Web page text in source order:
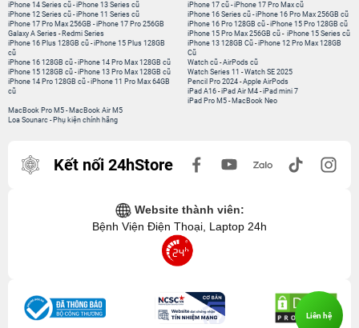
iPhone 14 Series cũ -iPhone 13 Series cũ
iPhone 12 Series cũ -iPhone 11 Series cũ
iPhone 17 Pro Max 256GB -iPhone 17 Pro 256GB
Galaxy A Series - Redmi Series
iPhone 17 cũ -iPhone 17 Pro Max cũ
iPhone 16 Series cũ - iPhone 16 Pro Max 256GB cũ
iPhone 16 Pro 128GB cũ -iPhone 15 Pro 128GB cũ
iPhone 15 Pro Max 256GB cũ - iPhone 15 Series cũ
iPhone 16 Plus 128GB cũ -iPhone 15 Plus 128GB
cũ
iPhone 16 128GB cũ -iPhone 14 Pro Max 128GB cũ
iPhone 15 128GB cũ -iPhone 13 Pro Max 128GB cũ
iPhone 14 Pro 128GB cũ -iPhone 11 Pro Max 64GB
cũ
iPhone 13 128GB Cũ -iPhone 12 Pro Max 128GB
Cũ
Watch cũ -AirPods cũ
Watch Series 11 -Watch SE 2025
Pencil Pro 2024 -Apple AirPods
iPad A16 -iPad Air M4 -iPad mini 7
iPad Pro M5 - MacBook Neo
MacBook Pro M5 - MacBook Air M5
Loa Sounarc - Phụ kiện chính hãng
Kết nối 24hStore
Website thành viên:
Bệnh Viện Điện Thoại, Laptop 24h
Liên hệ